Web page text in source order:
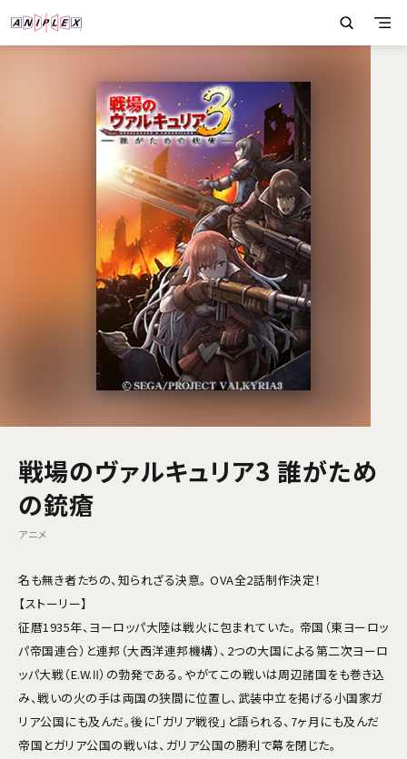
戦場のヴァルキュリア3 誰がため
の銃瘡
アニメ
名も無き者たちの、知られざる決意。 OVA全2話制作決定！
【ストーリー】
征暦1935年、ヨーロッパ大陸は戦火に包まれていた。 帝国（東ヨーロッ
パ帝国連合）と連邦（大西洋連邦機構）、2つの大国による第二次ヨーロ
ッパ大戦（E.W.Ⅱ）の勃発である。やがてこの戦いは周辺諸国をも巻き込
み、戦いの火の手は両国の狭間に位置し、武装中立を掲げる小国家ガ
リア公国にも及んだ。後に「ガリア戦役」と語られる、7ヶ月にも及んだ
帝国とガリア公国の戦いは、ガリア公国の勝利で幕を閉じた。